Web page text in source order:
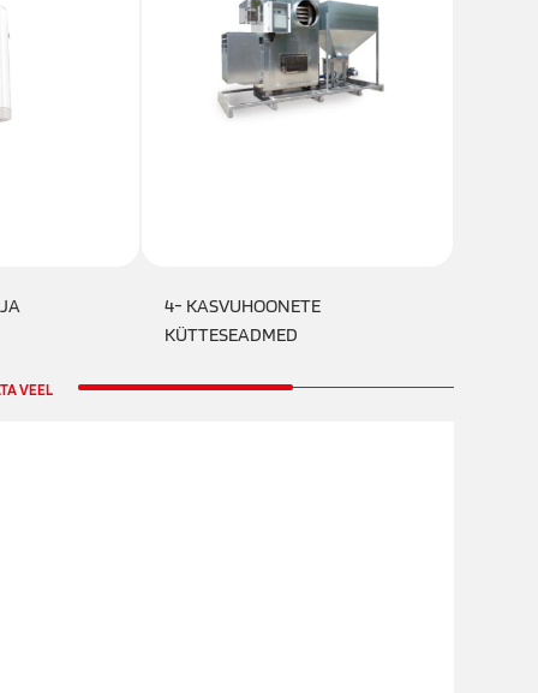
4- KASVUHOONETE
KÜTTESEADMED
VEEL